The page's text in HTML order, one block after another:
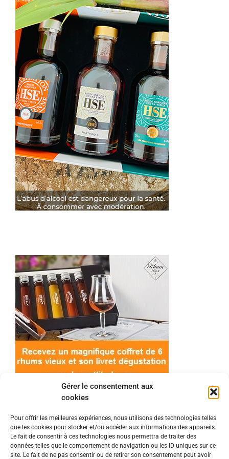
Gérer le consentement aux
cookies
Pour offrir les meilleures expériences, nous utilisons des technologies telles
que les cookies pour stocker et/ou accéder aux informations des appareils.
Le fait de consentir à ces technologies nous permettra de traiter des
données telles que le comportement de navigation ou les ID uniques sur ce
site. Le fait de ne pas consentir ou de retirer son consentement peut avoir
© 2022 Meilleur-rhum.net - Tous droits réservés
Mentions légales-Politique de cookies